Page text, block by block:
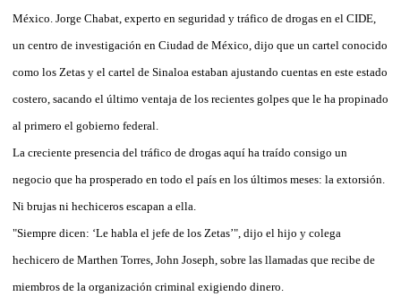
México. Jorge Chabat, experto en seguridad y tráfico de drogas en el CIDE,
un centro de investigación en Ciudad de México, dijo que un cartel conocido
como los Zetas y el cartel de Sinaloa estaban ajustando cuentas en este estado
costero, sacando el último ventaja de los recientes golpes que le ha propinado
al primero el gobierno federal.
La creciente presencia del tráfico de drogas aquí ha traído consigo un
negocio que ha prosperado en todo el país en los últimos meses: la extorsión.
Ni brujas ni hechiceros escapan a ella.
"Siempre dicen: ‘Le habla el jefe de los Zetas’", dijo el hijo y colega
hechicero de Marthen Torres, John Joseph, sobre las llamadas que recibe de
miembros de la organización criminal exigiendo dinero.